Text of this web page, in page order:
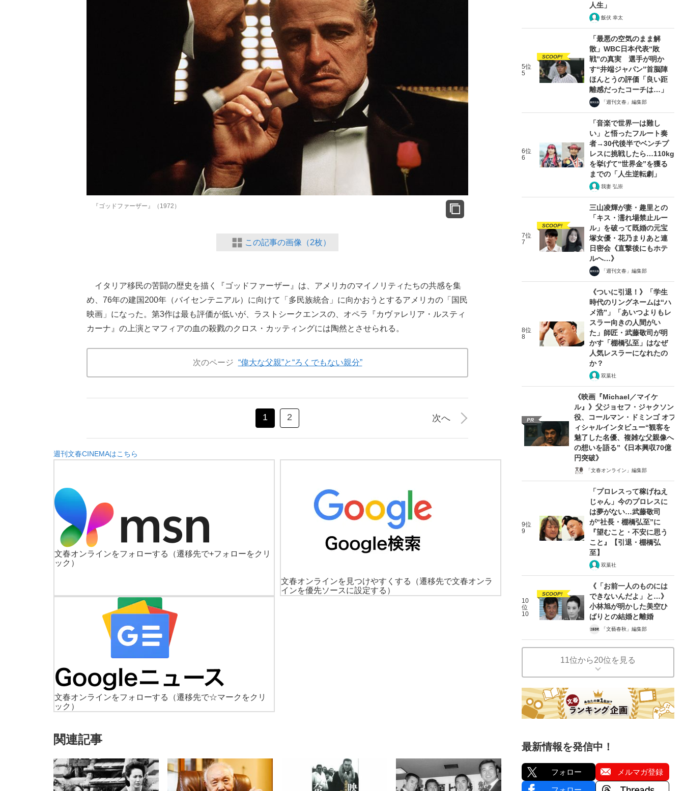
『ゴッドファーザー』（1972）
この記事の画像（2枚）
イタリア移民の苦闘の歴史を描く『ゴッドファーザー』は、アメリカのマイノリティたちの共感を集
め、76年の建国200年（バイセンテニアル）に向けて「多民族統合」に向かおうとするアメリカの「国民
映画」になった。第3作は最も評価が低いが、ラストシークエンスの、オペラ『カヴァレリア・ルスティ
カーナ』の上演とマフィアの血の殺戮のクロス・カッティングには陶然とさせられる。
次のページ “偉大な父親”と“ろくでもない親分”
1 2 次へ
週刊文春CINEMAはこちら
文春オンラインをフォローする
（遷移先で+フォローをクリ
ック）
文春オンラインを見つけやすくする
（遷移先で文春オンラ
インを優先ソースに設定する）
文春オンラインをフォローする
（遷移先で☆マークをクリ
ック）
関連記事
人生」
飯伏 幸太
5位
5
SCOOP!
「最悪の空気のまま解
散」WBC日本代表“敗
戦”の真実 選手が明か
す“井端ジャパン”首脳陣
ほんとうの評価「良い距
離感だったコーチは…」
「週刊文春」編集部
6位
6
「音楽で世界一は難し
い」と悟ったフルート奏
者→30代後半でベンチプ
レスに挑戦したら…110kg
を挙げて“世界金”を獲る
までの「人生逆転劇」
我妻 弘崇
7位
7
SCOOP!
三山凌輝が妻・趣里との
「キス・濡れ場禁止ルー
ル」を破って既婚の元宝
塚女優・花乃まりあと連
日密会《直撃後にもホテ
ルへ…》
「週刊文春」編集部
8位
8
《ついに引退！》「学生
時代のリングネームは“ハ
メ浩”」「あいつよりもレ
スラー向きの人間がい
た」師匠・武藤敬司が明
かす「棚橋弘至」はなぜ
人気レスラーになれたの
か？
双葉社
PR
《映画『Michael／マイケ
ル』》父ジョセフ・ジャクソン
役、コールマン・ドミンゴ オフ
ィシャルインタビュー“観客を
魅了した名優、複雑な父親像へ
の想いを語る”《日本興収70億
円突破》
「文春オンライン」編集部
9位
9
「プロレスって稼げねえ
じゃん」今のプロレスに
は夢がない…武藤敬司
が“社長・棚橋弘至”に
『望むこと・不安に思う
こと』【引退・棚橋弘
至】
双葉社
10
位
10
SCOOP!
《「お前一人のものには
できないんだよ」と…》
小林旭が明かした美空ひ
ばりとの結婚と離婚
「文藝春秋」編集部
11位から20位を見る
最新情報を発信中！
フォロー メルマガ登録